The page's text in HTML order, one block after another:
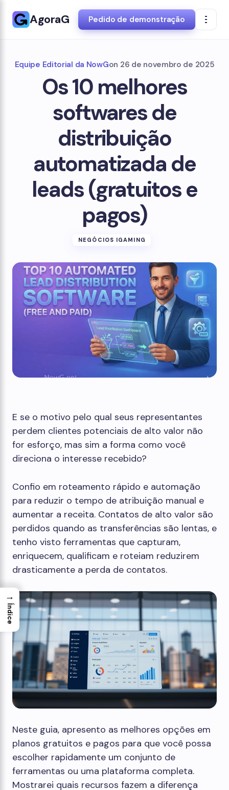
AgoraG Pedido de demonstração
Equipe Editorial da NowGon 26 de novembro de 2025
Os 10 melhores
softwares de
distribuição
automatizada de
leads (gratuitos e
pagos)
NEGÓCIOS IGAMING
E se o motivo pelo qual seus representantes
perdem clientes potenciais de alto valor não
for esforço, mas sim a forma como você
direciona o interesse recebido?
Confio em roteamento rápido e automação
para reduzir o tempo de atribuição manual e
aumentar a receita. Contatos de alto valor são
perdidos quando as transferências são lentas, e
tenho visto ferramentas que capturam,
enriquecem, qualificam e roteiam reduzirem
drasticamente a perda de contatos.
Neste guia, apresento as melhores opções em
planos gratuitos e pagos para que você possa
escolher rapidamente um conjunto de
ferramentas ou uma plataforma completa.
Mostrarei quais recursos fazem a diferença
→
Índice